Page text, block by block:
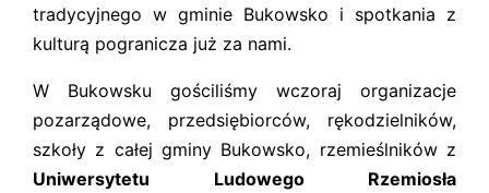
tradycyjnego w gminie Bukowsko i spotkania z
kulturą pogranicza już za nami.
W Bukowsku gościliśmy wczoraj organizacje
pozarządowe, przedsiębiorców, rękodzielników,
szkoły z całej gminy Bukowsko, rzemieślników z
Uniwersytetu Ludowego Rzemiosła